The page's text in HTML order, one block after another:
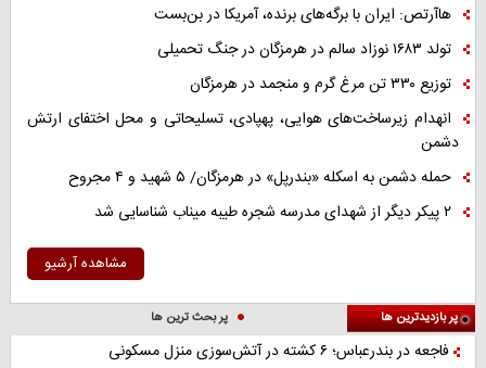
هاآرتص: ایران با برگه‌های برنده، آمریکا در بن‌بست
تولد ۱۶۸۳ نوزاد سالم در هرمزگان در جنگ تحمیلی
توزیع ۳۳۰ تن مرغ گرم و منجمد در هرمزگان
انهدام زیرساخت‌های هوایی، پهپادی، تسلیحاتی و محل اختفای ارتش
دشمن
حمله دشمن به اسکله «بندرپل» در هرمزگان/ ۵ شهید و ۴ مجروح
۲ پیکر دیگر از شهدای مدرسه شجره طیبه میناب شناسایی شد
مشاهده آرشیو
پر بازدیدترین ها پر بحث ترین ها
فاجعه در بندرعباس؛ ۶ کشته در آتش‌سوزی منزل مسکونی